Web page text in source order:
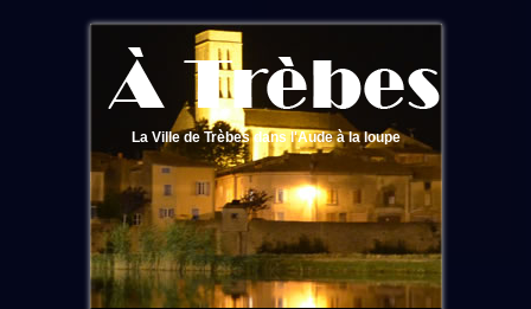
La Ville de Trèbes dans l'Aude à la loupe